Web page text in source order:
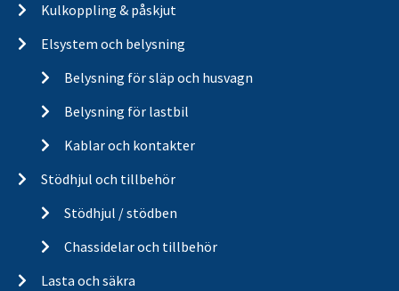
Kulkoppling & påskjut
Elsystem och belysning
Belysning för släp och husvagn
Belysning för lastbil
Kablar och kontakter
Stödhjul och tillbehör
Stödhjul / stödben
Chassidelar och tillbehör
Lasta och säkra